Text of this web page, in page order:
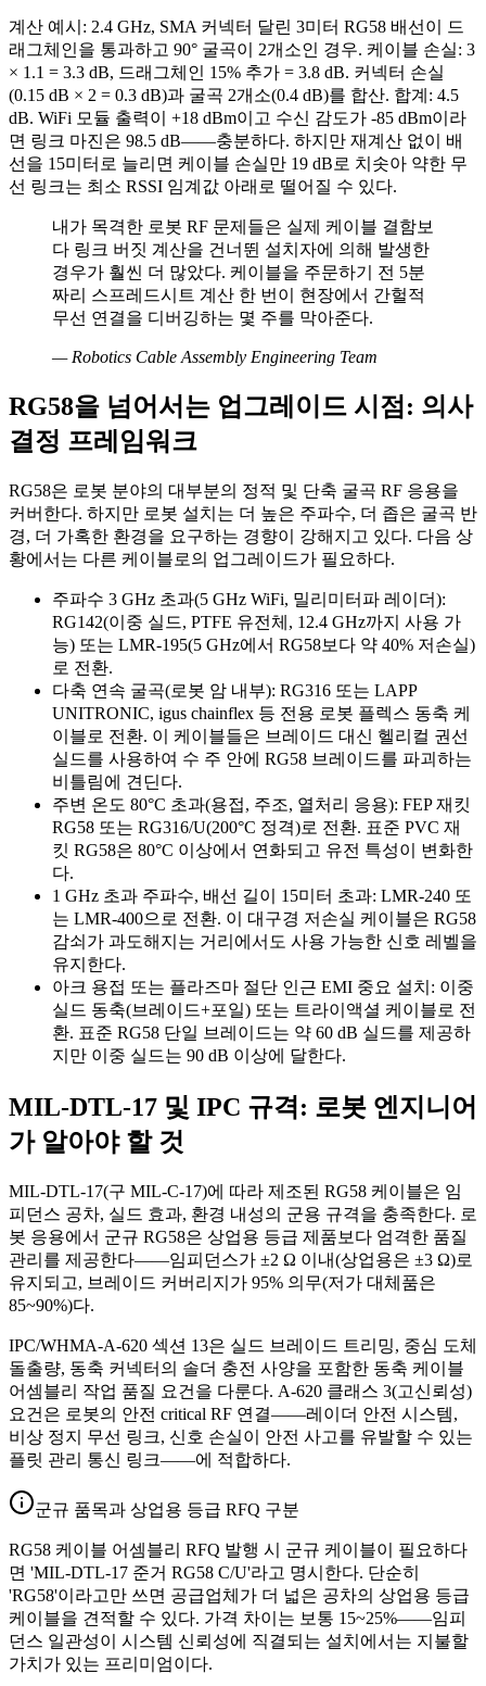
계산 예시: 2.4 GHz, SMA 커넥터 달린 3미터 RG58 배선이 드
래그체인을 통과하고 90° 굴곡이 2개소인 경우. 케이블 손실: 3
× 1.1 = 3.3 dB, 드래그체인 15% 추가 = 3.8 dB. 커넥터 손실
(0.15 dB × 2 = 0.3 dB)과 굴곡 2개소(0.4 dB)를 합산. 합계: 4.5
dB. WiFi 모듈 출력이 +18 dBm이고 수신 감도가 -85 dBm이라
면 링크 마진은 98.5 dB——충분하다. 하지만 재계산 없이 배
선을 15미터로 늘리면 케이블 손실만 19 dB로 치솟아 약한 무
선 링크는 최소 RSSI 임계값 아래로 떨어질 수 있다.
내가 목격한 로봇 RF 문제들은 실제 케이블 결함보
다 링크 버짓 계산을 건너뛴 설치자에 의해 발생한
경우가 훨씬 더 많았다. 케이블을 주문하기 전 5분
짜리 스프레드시트 계산 한 번이 현장에서 간헐적
무선 연결을 디버깅하는 몇 주를 막아준다.
— Robotics Cable Assembly Engineering Team
RG58을 넘어서는 업그레이드 시점: 의사
결정 프레임워크
RG58은 로봇 분야의 대부분의 정적 및 단축 굴곡 RF 응용을
커버한다. 하지만 로봇 설치는 더 높은 주파수, 더 좁은 굴곡 반
경, 더 가혹한 환경을 요구하는 경향이 강해지고 있다. 다음 상
황에서는 다른 케이블로의 업그레이드가 필요하다.
주파수 3 GHz 초과(5 GHz WiFi, 밀리미터파 레이더):
RG142(이중 실드, PTFE 유전체, 12.4 GHz까지 사용 가
능) 또는 LMR-195(5 GHz에서 RG58보다 약 40% 저손실)
로 전환.
다축 연속 굴곡(로봇 암 내부): RG316 또는 LAPP
UNITRONIC, igus chainflex 등 전용 로봇 플렉스 동축 케
이블로 전환. 이 케이블들은 브레이드 대신 헬리컬 권선
실드를 사용하여 수 주 안에 RG58 브레이드를 파괴하는
비틀림에 견딘다.
주변 온도 80°C 초과(용접, 주조, 열처리 응용): FEP 재킷
RG58 또는 RG316/U(200°C 정격)로 전환. 표준 PVC 재
킷 RG58은 80°C 이상에서 연화되고 유전 특성이 변화한
다.
1 GHz 초과 주파수, 배선 길이 15미터 초과: LMR-240 또
는 LMR-400으로 전환. 이 대구경 저손실 케이블은 RG58
감쇠가 과도해지는 거리에서도 사용 가능한 신호 레벨을
유지한다.
아크 용접 또는 플라즈마 절단 인근 EMI 중요 설치: 이중
실드 동축(브레이드+포일) 또는 트라이액셜 케이블로 전
환. 표준 RG58 단일 브레이드는 약 60 dB 실드를 제공하
지만 이중 실드는 90 dB 이상에 달한다.
MIL-DTL-17 및 IPC 규격: 로봇 엔지니어
가 알아야 할 것
MIL-DTL-17(구 MIL-C-17)에 따라 제조된 RG58 케이블은 임
피던스 공차, 실드 효과, 환경 내성의 군용 규격을 충족한다. 로
봇 응용에서 군규 RG58은 상업용 등급 제품보다 엄격한 품질
관리를 제공한다——임피던스가 ±2 Ω 이내(상업용은 ±3 Ω)로
유지되고, 브레이드 커버리지가 95% 의무(저가 대체품은
85~90%)다.
IPC/WHMA-A-620 섹션 13은 실드 브레이드 트리밍, 중심 도체
돌출량, 동축 커넥터의 솔더 충전 사양을 포함한 동축 케이블
어셈블리 작업 품질 요건을 다룬다. A-620 클래스 3(고신뢰성)
요건은 로봇의 안전 critical RF 연결——레이더 안전 시스템,
비상 정지 무선 링크, 신호 손실이 안전 사고를 유발할 수 있는
플릿 관리 통신 링크——에 적합하다.
군규 품목과 상업용 등급 RFQ 구분
RG58 케이블 어셈블리 RFQ 발행 시 군규 케이블이 필요하다
면 'MIL-DTL-17 준거 RG58 C/U'라고 명시한다. 단순히
'RG58'이라고만 쓰면 공급업체가 더 넓은 공차의 상업용 등급
케이블을 견적할 수 있다. 가격 차이는 보통 15~25%——임피
던스 일관성이 시스템 신뢰성에 직결되는 설치에서는 지불할
가치가 있는 프리미엄이다.